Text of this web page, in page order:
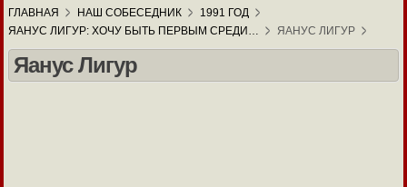
ГЛАВНАЯ НАШ СОБЕСЕДНИК
1991 ГОД
ЯАНУС ЛИГУР: ХОЧУ БЫТЬ ПЕРВЫМ СРЕДИ…
ЯАНУС ЛИГУР
Яанус Лигур